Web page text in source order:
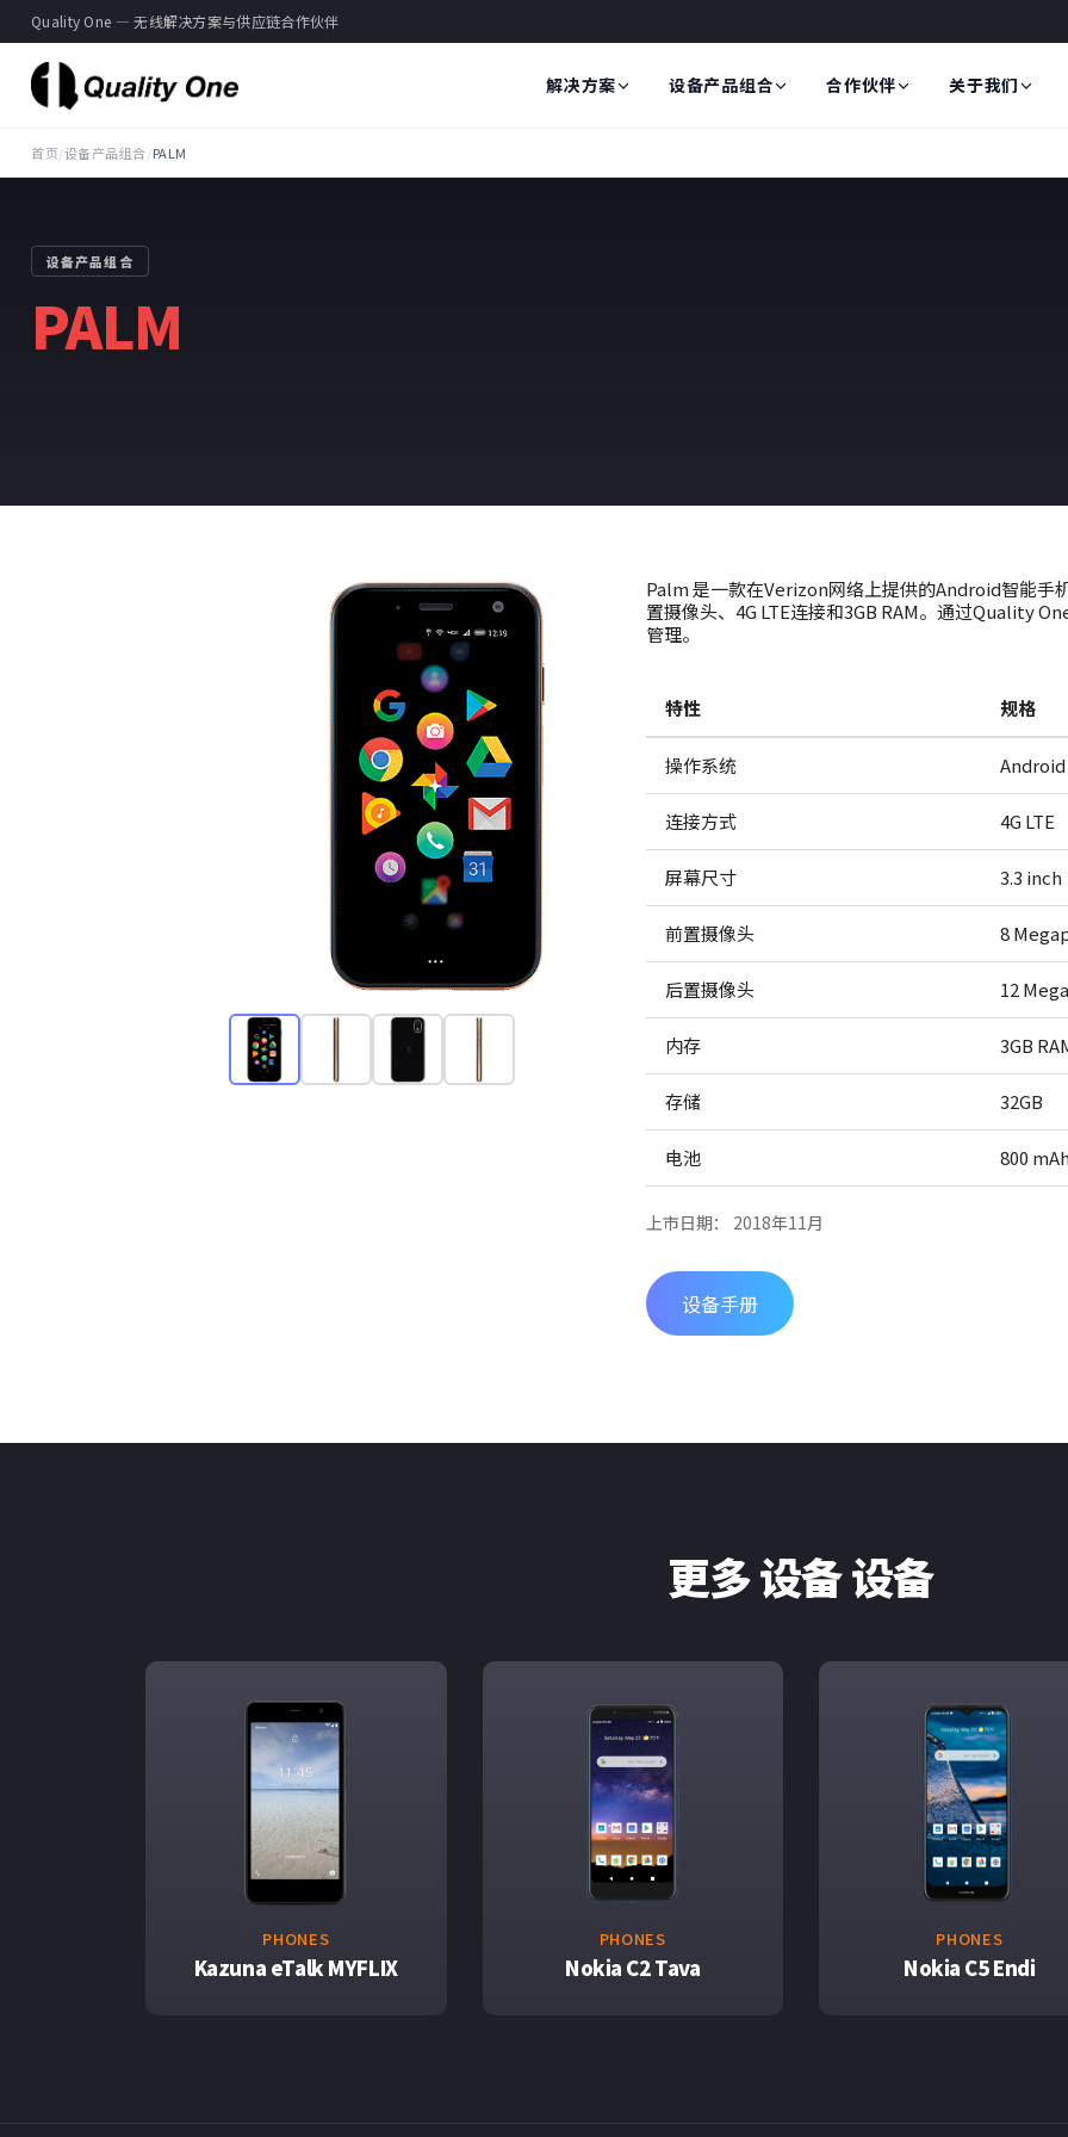
Quality One — 无线解决方案与供应链合作伙伴
解决方案 设备产品组合 合作伙伴 关于我们
首页/设备产品组合/PALM
设备产品组合
PALM
Palm 是一款在Verizon网络上提供的Android智能手
置摄像头、4G LTE连接和3GB RAM。通过Quality
管理。
特性 规格
操作系统 Android
连接方式 4G LTE
屏幕尺寸 3.3 inch
前置摄像头 8
后置摄像头 12
内存 3GB
存储 32GB
电池 800
上市日期： 2018年11月
设备手册
更多 设备 设备
PHONES
Kazuna eTalk MYFLIX
PHONES
Nokia C2 Tava
PHONES
Nokia C5 Endi